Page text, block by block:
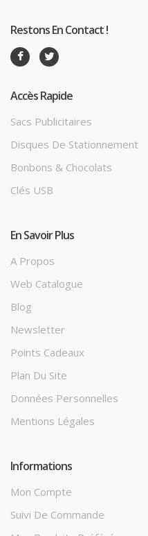
Restons En Contact !
Accès Rapide
Sacs Publicitaires
Disques De Stationnement
Bonbons & Chocolats
Clés USB
En Savoir Plus
A Propos
Web Catalogue
Blog
Newsletter
Points Cadeaux
Plan Du Site
Données Personnelles
Mentions Légales
Informations
Mon Compte
Suivi De Commande